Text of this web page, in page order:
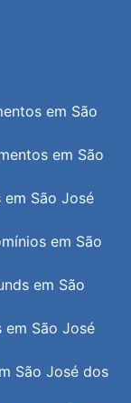
em São
em São
São José
em São
em São
em São José
São José dos